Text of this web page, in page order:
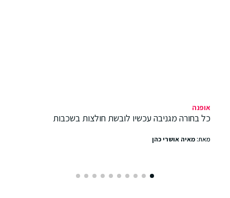
אופנה
כל בחורה מגניבה עכשיו לובשת חולצות בשכבות
מאת:מאיה אושרי כהן